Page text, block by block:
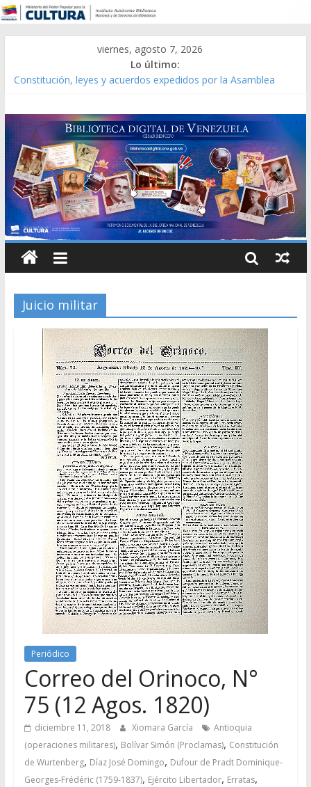
viernes, agosto 7, 2026
Lo último:
Constitución, leyes y acuerdos expedidos por la Asamblea
Modesta Bor Sánchez [material gráfico]
Gaceta Oficial de la República de Venezuela año CXXXIII Mes V,
Caracas 09 de marzo de 2006 N° 38.394
Catálogo temático de obras de Modesta Bor
Juicio militar
Periódico
Correo del Orinoco, N°
75 (12 Agos. 1820)
diciembre 11, 2018 Xiomara García
Antioquia
(operaciones militares), Bolívar Simón (Proclamas), Constitución
de Wurtenberg, Díaz José Domingo, Dufour de Pradt Dominique-
Georges-Frédéric (1759-1837), Ejército Libertador, Erratas,